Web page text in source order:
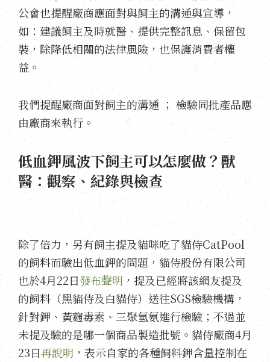
公會也提醒廠商應面對與飼主的溝通與宣導，
如：建議飼主及時就醫、提供完整訊息、保留包
裝，除降低相關的法律風險，也保護消費者權
益。
我們提醒廠商面對飼主的溝通 ； 檢驗同批產品應
由廠商來執行。
低血鉀風波下飼主可以怎麼做？獸
醫：觀察、紀錄與檢查
除了倍力，另有飼主提及貓咪吃了貓侍CatPool
的飼料而驗出低血鉀的問題，貓侍股份有限公司
也於4月22日發布聲明 ，提及已經將該網友提及
的飼料（黑貓侍及白貓侍）送往SGS檢驗機構，
針對鉀、黃麴毒素、三聚氫氨進行檢驗；不過並
未提及驗的是哪一個商品製造批號。貓侍廠商4月
23日再說明 ，表示自家的各種飼料鉀含量控制在